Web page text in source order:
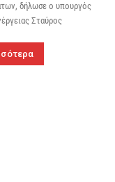
δήλωσε ο υπουργός
Σταύρος